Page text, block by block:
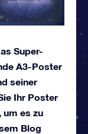
Super-
A3-Poster
seiner
Ihr Poster
um es zu
Blog